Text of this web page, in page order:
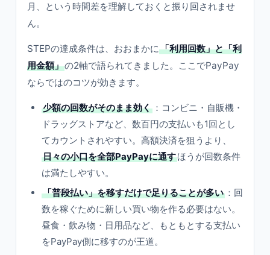
月、という時間差を理解しておくと振り回されませ
ん。
STEPの達成条件は、おおまかに「利用回数」と「利
用金額」の2軸で語られてきました。ここでPayPay
ならではのコツが効きます。
少額の回数がそのまま効く ：コンビニ・自販機・
ドラッグストアなど、数百円の支払いも1回とし
てカウントされやすい。高額決済を狙うより、
日々の小口を全部PayPayに通すほうが回数条件
は満たしやすい。
「普段払い」を移すだけで足りることが多い ：回
数を稼ぐために新しい買い物を作る必要はない。
昼食・飲み物・日用品など、もともとする支払い
をPayPay側に移すのが王道。